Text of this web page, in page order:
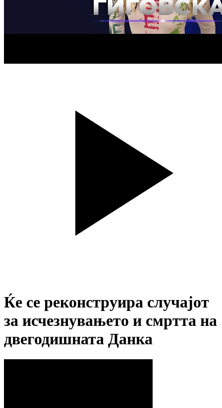
Ќе се реконструира случајот
за исчезнувањето и смртта на
двегодишната Данка